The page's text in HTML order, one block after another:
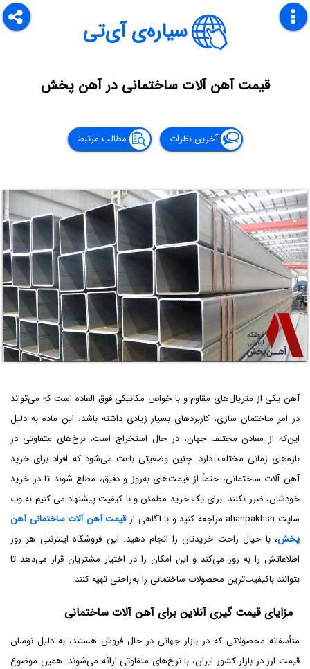
سیاره‌ی آی‌تی
قیمت آهن آلات ساختمانی در آهن پخش
آخرین نظرات مطالب مرتبط
آهن یکی از متریال‌های مقاوم و با خواص مکانیکی فوق العاده است که می‌تواند
در امر ساختمان سازی، کاربردهای بسیار زیادی داشته باشد. این ماده به دلیل
این‌که از معادن مختلف جهان، در حال استخراج است، نرخ‌های متفاوتی در
بازه‌های زمانی مختلف دارد. چنین وضعیتی باعث می‌شود که افراد برای خرید
آهن آلات ساختمانی، حتماً از قیمت‌های به‌روز و دقیق، مطلع شوند تا در خرید
خودشان، ضرر نکنند. برای یک خرید مطمئن و با کیفیت پیشنهاد می کنیم به وب
سایت ahanpakhsh مراجعه کنید و با آگاهی از
قیمت آهن آلات ساختمانی آهن
پخش، با خیال راحت خریدتان را انجام دهید. این فروشگاه اینترنتی هر روز
اطلاعاتش را به روز می‌کند و این امکان را در اختیار مشتریان قرار می‌دهد تا
بتوانند باکیفیت‌ترین محصولات ساختمانی را به‌راحتی تهیه کنند.
مزایای قیمت گیری آنلاین برای آهن آلات ساختمانی
متأسفانه محصولاتی که در بازار جهانی در حال فروش هستند، به دلیل نوسان
قیمت ارز در بازار کشور ایران، با نرخ‌های متفاوتی ارائه می‌شوند. همین موضوع